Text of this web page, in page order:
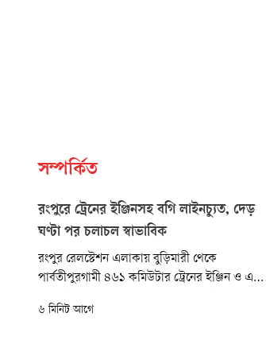
সম্পর্কিত
রংপুরে ট্রেনের ইঞ্জিনসহ বগি লাইনচ্যুত, দেড়
ঘণ্টা পর চলাচল স্বাভাবিক
রংপুর রেলস্টেশন এলাকায় বুড়িমারী থেকে
পার্বতীপুরগামী ৪৬১ কমিউটার ট্রেনের ইঞ্জিন ও একটি
সাড়ে ১০টার দিকে স্টেশনের কাছে এ ঘটনা ঘটে। এতে
৬ মিনিট আগে